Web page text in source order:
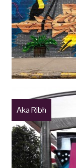
Aka Ribh